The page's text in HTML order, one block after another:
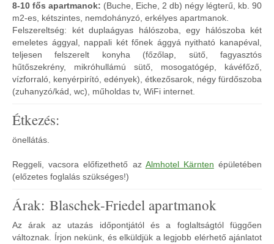
8-10 fős apartmanok: (Buche, Eiche, 2 db) négy légterű, kb. 90
m2-es, kétszintes, nemdohányzó, erkélyes apartmanok.
Felszereltség: két duplaágyas hálószoba, egy hálószoba két
emeletes ággyal, nappali két főnek ággyá nyitható kanapéval,
teljesen felszerelt konyha (főzőlap, sütő, fagyasztós
hűtőszekrény, mikróhullámú sütő, mosogatógép, kávéfőző,
vízforraló, kenyérpirító, edények), étkezősarok, négy fürdőszoba
(zuhanyzó/kád, wc), műholdas tv, WiFi internet.
Étkezés:
önellátás.
Reggeli, vacsora előfizethető az Almhotel Kärnten épületében
(előzetes foglalás szükséges!)
Árak: Blaschek-Friedel apartmanok
Az árak az utazás időpontjától és a foglaltságtól függően
változnak. Írjon nekünk, és elküldjük a legjobb elérhető ajánlatot